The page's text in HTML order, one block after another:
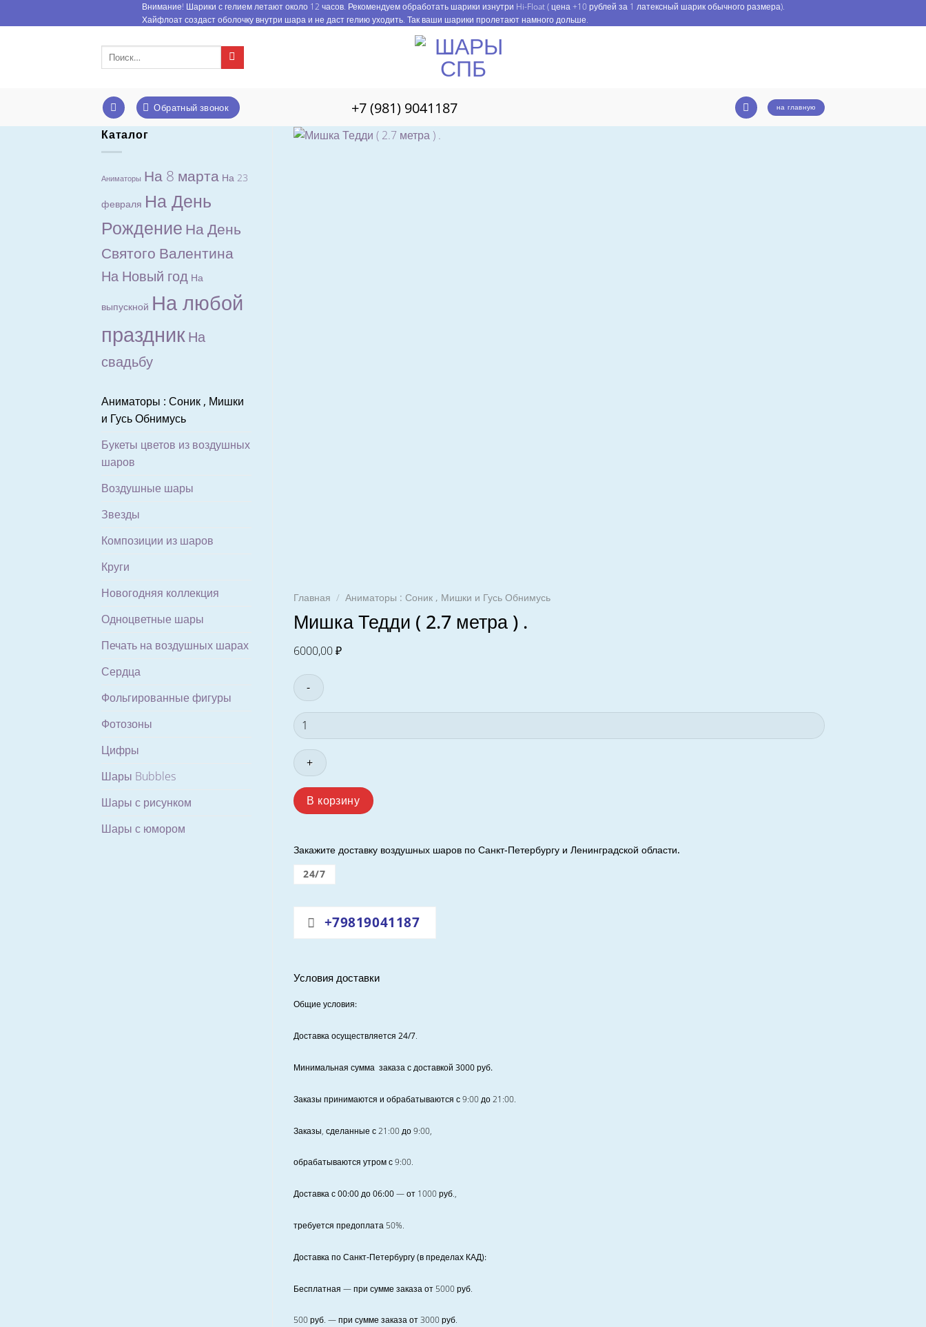
to
Внимание! Шарики с гелием летают около 12 часов. Рекомендуем обработать шарики изнутри Hi-Float ( цена +10 рублей за 1 латексный шарик обычного размера).
Хайфлоат создаст оболочку внутри шара и не даст гелию уходить. Так ваши шарики пролетают намного дольше.
Искать:
Обратный звонок +7 (981) 9041187 на главную
Каталог
Аниматоры На 8 марта На 23
февраля На День
Рождение На День
Святого Валентина
На Новый год На
выпускной На любой
праздникНа
свадьбу
Аниматоры : Соник , Мишки
и Гусь Обнимусь
Букеты цветов из воздушных
шаров
Воздушные шары
Звезды
Композиции из шаров
Круги
Новогодняя коллекция
Одноцветные шары
Печать на воздушных шарах
Сердца
Фольгированные фигуры
Фотозоны
Цифры
Шары Bubbles
Шары с рисунком
Шары с юмором
Главная / Аниматоры : Соник , Мишки и Гусь Обнимусь
Мишка Тедди ( 2.7 метра ) .
6000,00₽
Количество
товара
Мишка
Тедди
2.7
метра
.
В корзину
Закажите доставку воздушных шаров по Санкт-Петербургу и Ленинградской области.
24/7
+79819041187
Условия доставки
Общие условия:
Доставка осуществляется 24/7.
Минимальная сумма заказа с доставкой 3000 руб.
Заказы принимаются и обрабатываются с 9:00 до 21:00.
Заказы, сделанные с 21:00 до 9:00,
обрабатываются утром с 9:00.
Доставка с 00:00 до 06:00— от 1000руб.,
требуется предоплата 50%.
Доставка по Санкт‑Петербургу (в пределах КАД):
Бесплатная — при сумме заказа от 5000руб.
500руб. — при сумме заказа от3000руб.